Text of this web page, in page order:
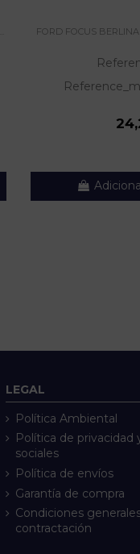
FORD FOCUS BERLINA
LEGAL
Política Ambiental
Política de privacidad
sociales
Política de envíos
Garantía de compra
Condiciones
contractación